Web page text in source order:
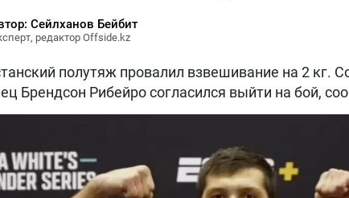
Сейлханов Бейбит
редактор Offside.kz
полутяж провалил взвешивание на 2 кг.
Брендсон Рибейро согласился выйти на бой,